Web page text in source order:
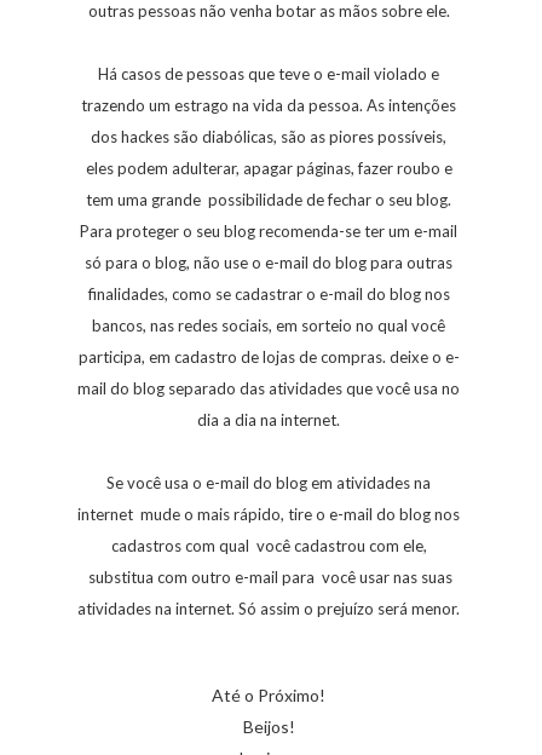
outras pessoas não venha botar as mãos sobre ele.
Há casos de pessoas que teve o e-mail violado e
trazendo um estrago na vida da pessoa. As intenções
dos hackes são diabólicas, são as piores possíveis,
eles podem adulterar, apagar páginas, fazer roubo e
tem uma grande possibilidade de fechar o seu blog.
Para proteger o seu blog recomenda-se ter um e-mail
só para o blog, não use o e-mail do blog para outras
finalidades, como se cadastrar o e-mail do blog nos
bancos, nas redes sociais, em sorteio no qual você
participa, em cadastro de lojas de compras. deixe o e-
mail do blog separado das atividades que você usa no
dia a dia na internet.
Se você usa o e-mail do blog em atividades na
internet mude o mais rápido, tire o e-mail do blog nos
cadastros com qual você cadastrou com ele,
substitua com outro e-mail para você usar nas suas
atividades na internet. Só assim o prejuízo será menor.
Até o Próximo!
Beijos!